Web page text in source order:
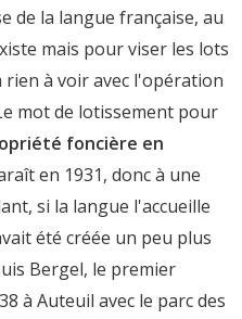
de la langue française, au
mais pour viser les lots
à voir avec l'opération
mot de lotissement pour
foncière en
en 1931, donc à une
si la langue l'accueille
été créée un peu plus
Bergel, le premier
à Auteuil avec le parc des